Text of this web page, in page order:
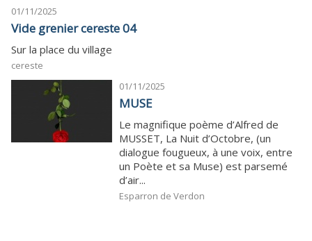
01/11/2025
Vide grenier cereste 04
Sur la place du village
cereste
01/11/2025
MUSE
Le magnifique poème d’Alfred de
MUSSET, La Nuit d’Octobre, (un
dialogue fougueux, à une voix, entre
un Poète et sa Muse) est parsemé
d’air...
Esparron de Verdon